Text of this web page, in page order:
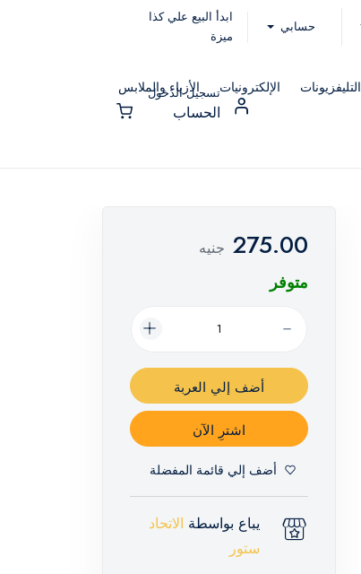
حسابي
ابدأ البيع علي كذا
ميزة
التليفزيونات الإلكترونيات الأزياء والملابس
تسجيل الدخول
الحساب
275.00 جنيه
متوفر
أضف إلي العربة
اشترِ الآن
أضف إلي قائمة المفضلة
يباع بواسطة الاتحاد
ستور